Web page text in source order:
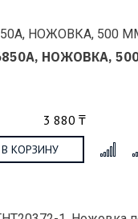
НОЖОВКА,
3 880 ₸
В КОРЗИНУ